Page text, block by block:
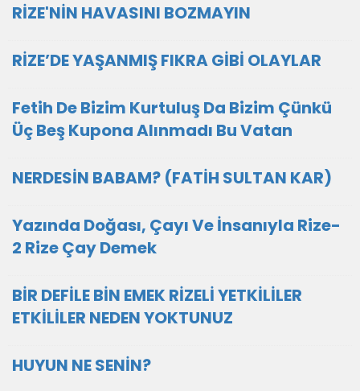
RİZE'NİN HAVASINI BOZMAYIN
RİZE’DE YAŞANMIŞ FIKRA GİBİ OLAYLAR
Fetih De Bizim Kurtuluş Da Bizim Çünkü
Üç Beş Kupona Alınmadı Bu Vatan
NERDESİN BABAM? (FATİH SULTAN KAR)
Yazında Doğası, Çayı Ve İnsanıyla Rize-
2 Rize Çay Demek
BİR DEFİLE BİN EMEK RİZELİ YETKİLİLER
ETKİLİLER NEDEN YOKTUNUZ
HUYUN NE SENİN?